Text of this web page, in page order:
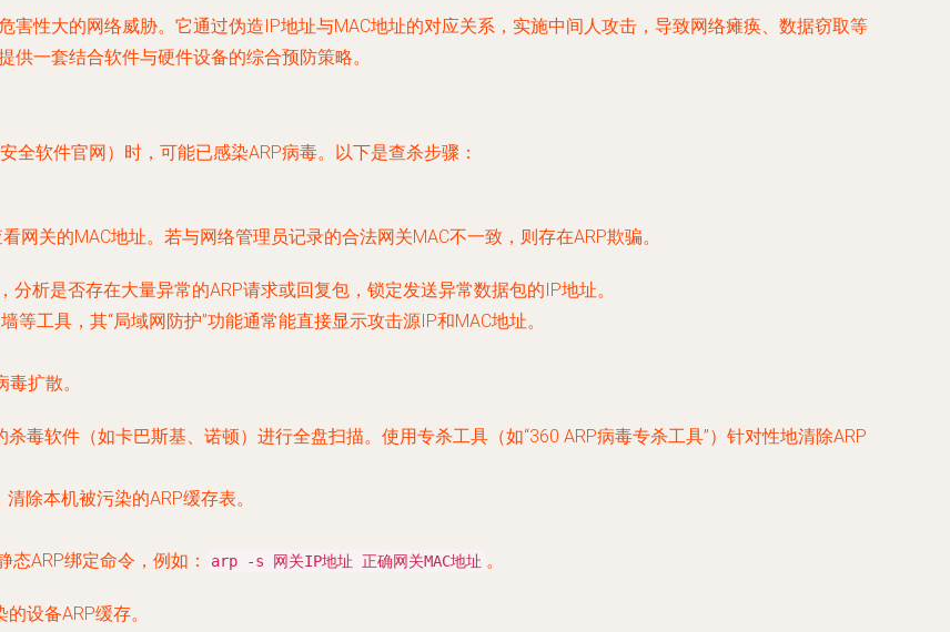
害性大的网络威胁。它通过伪造IP地址与MAC地址的对应关系，实施中间人攻击，导致网络瘫痪、数据窃取等
一套结合软件与硬件设备的综合预防策略。
软件官网）时，可能已感染ARP病毒。以下是查杀步骤：
看网关的MAC地址。若与网络管理员记录的合法网关MAC不一致，则存在ARP欺骗。
分析是否存在大量异常的ARP请求或回复包，锁定发送异常数据包的IP地址。
等工具，其“局域网防护”功能通常能直接显示攻击源IP和MAC地址。
扩散。
毒软件（如卡巴斯基、诺顿）进行全盘扫描。使用专杀工具（如“360 ARP病毒专杀工具”）针对性地清除ARP
清除本机被污染的ARP缓存表。
态ARP绑定命令，例如： arp -s 网关IP地址 正确网关MAC地址 。
设备ARP缓存。